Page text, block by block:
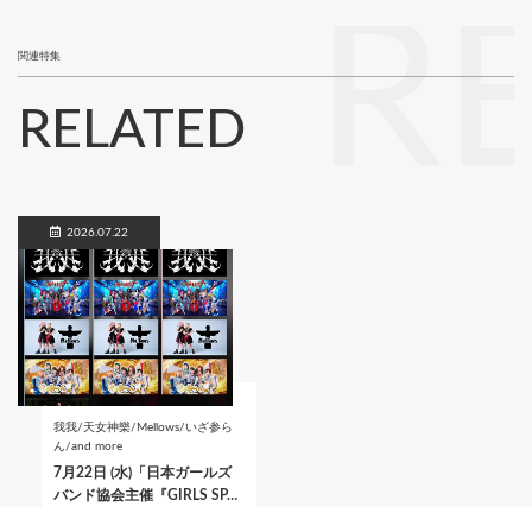
関連特集
RELATED
2026.07.22
我我/天女神樂/Mellows/いざ参ら
ん/and more
7月22日 (水)「日本ガールズ
バンド協会主催『GIRLS SP…